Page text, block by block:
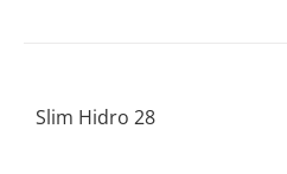
Slim Hidro 28